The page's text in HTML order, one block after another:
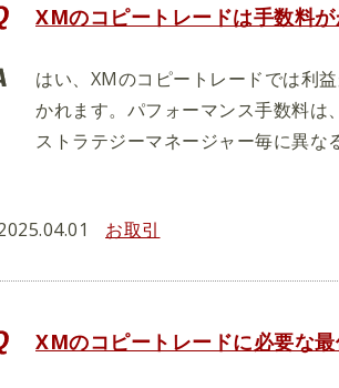
XMのコピートレードは手数料
はい、XMのコピートレードでは利
かれます。パフォーマンス手数料は
ストラテジーマネージャー毎に異な
お取引
XMのコピートレードに必要な